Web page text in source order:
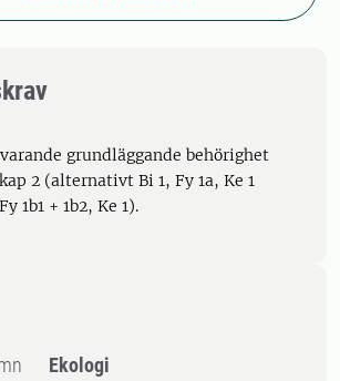
grundläggande behörighet
2 (alternativt Bi 1, Fy 1a, Ke 1
1b1 + 1b2, Ke 1).
Ekologi